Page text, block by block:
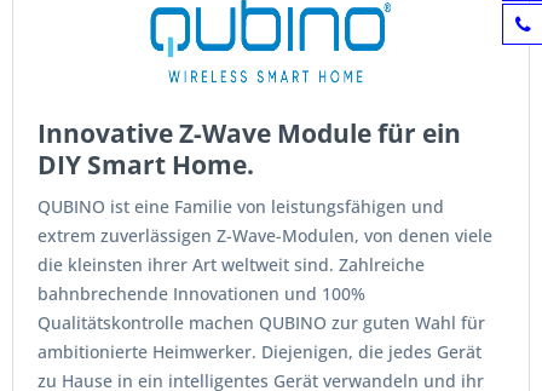
Innovative Z-Wave Module für ein
DIY Smart Home.
QUBINO ist eine Familie von leistungsfähigen und
extrem zuverlässigen Z-Wave-Modulen, von denen viele
die kleinsten ihrer Art weltweit sind. Zahlreiche
bahnbrechende Innovationen und 100%
Qualitätskontrolle machen QUBINO zur guten Wahl für
ambitionierte Heimwerker. Diejenigen, die jedes Gerät
zu Hause in ein intelligentes Gerät verwandeln und ihr